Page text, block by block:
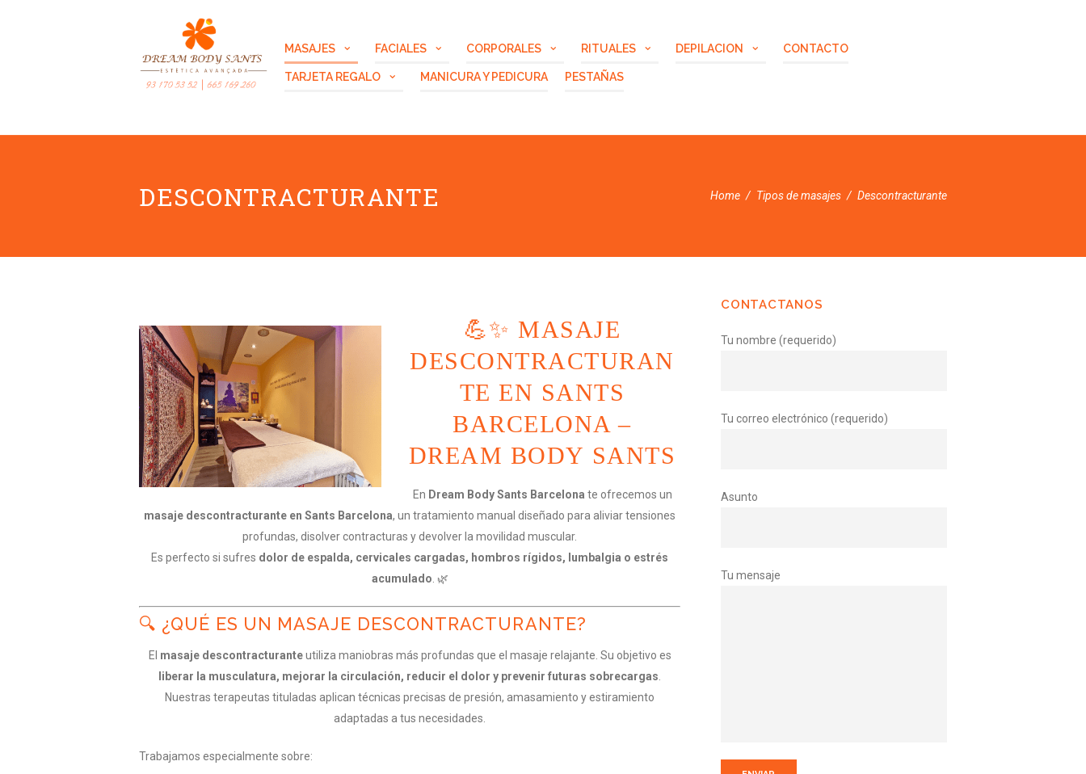
MASAJES FACIALES CORPORALES RITUALES DEPILACION CONTACTO
TARJETA REGALO MANICURA Y PEDICURA PESTAÑAS
DESCONTRACTURANTE Home Tipos de masajes Descontracturante
💪✨ MASAJE
DESCONTRACTURAN
TE EN SANTS
BARCELONA –
DREAM BODY SANTS
En Dream Body Sants Barcelona te ofrecemos un
masaje descontracturante en Sants Barcelona, un tratamiento manual diseñado para aliviar tensiones
profundas, disolver contracturas y devolver la movilidad muscular.
Es perfecto si sufres dolor de espalda, cervicales cargadas, hombros rígidos, lumbalgia o estrés
acumulado . 🌿
🔍 ¿QUÉ ES UN MASAJE DESCONTRACTURANTE?
El masaje descontracturanteutiliza maniobras más profundas que el masaje relajante. Su objetivo es
liberar la musculatura, mejorar la circulación, reducir el dolor y prevenir futuras sobrecargas
Nuestras terapeutas tituladas aplican técnicas precisas de presión, amasamiento y estiramiento
adaptadas a tus necesidades.
Trabajamos especialmente sobre:
CONTACTANOS
Tu nombre (requerido)
Tu correo electrónico (requerido)
Asunto
Tu mensaje